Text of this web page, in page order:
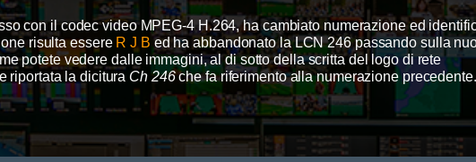
con il codec video MPEG-4 H.264, ha cambiato numerazione ed
risulta essere R J B ed ha abbandonato la LCN 246 passando sulla
potete vedere dalle immagini, al di sotto della scritta del logo di rete
riportata la dicitura Ch 246 che fa riferimento alla numerazione precedente.